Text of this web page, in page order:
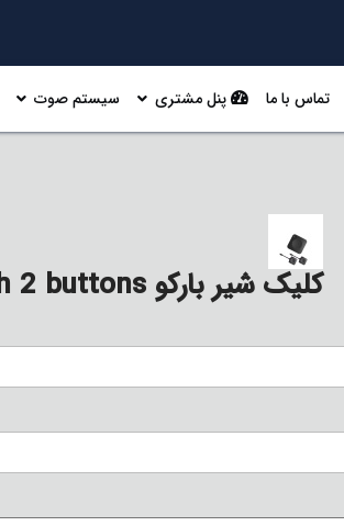
تماس با ما پنل مشتری سیستم صوت
کلیک شیر بارکو Barco C-10 Gen2 with 2 buttons